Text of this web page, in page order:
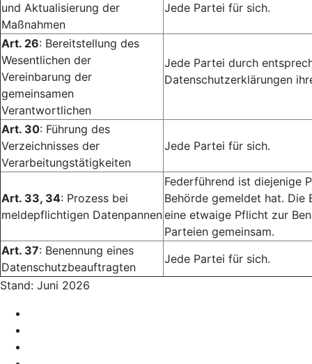
und Aktualisierung der
Maßnahmen
Jede Partei für sich.
Art. 26: Bereitstellung des
Wesentlichen der
Vereinbarung der
gemeinsamen
Verantwortlichen
Jede Partei durch
Datenschutzerklärungen
Art. 30: Führung des
Verzeichnisses der
Verarbeitungstätigkeiten
Jede Partei für sich.
Art. 33, 34: Prozess bei
meldepflichtigen Datenpannen
Federführend ist diejenige
Behörde gemeldet hat. Die
eine etwaige Pflicht zur
Parteien gemeinsam.
Art. 37: Benennung eines
Datenschutzbeauftragten
Jede Partei für sich.
Stand: Juni 2026